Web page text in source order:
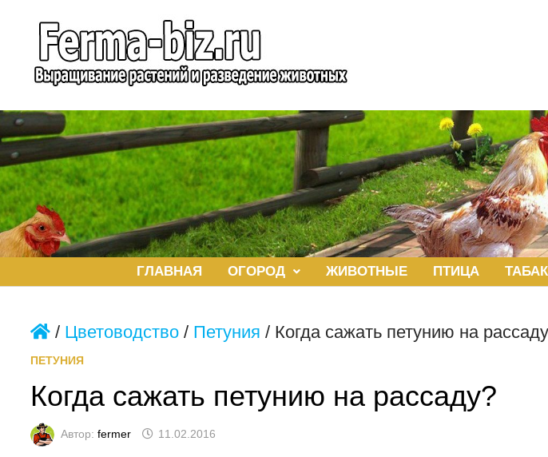
содержимому
ГЛАВНАЯ ОГОРОД ЖИВОТНЫЕ ПТИЦА ТАБАК
/ Цветоводство / Петуния / Когда сажать петунию на
ПЕТУНИЯ
Когда сажать петунию на рассаду?
Автор:fermer 11.02.2016